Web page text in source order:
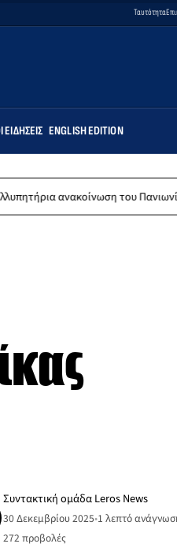
Ταυτότητα
ΕΙΔΉΣΕΙΣ ENGLISH EDITION
του Πανιωνίου για την
Συντακτική ομάδα Leros News
30 Δεκεμβρίου 2025•1 λεπτό
272 προβολές